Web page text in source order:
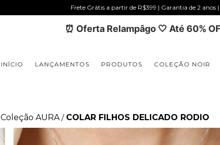
Frete Grátis a partir de R$399 | Garantia de 2
⏰ Oferta Relampâgo 🤍 Até 60%
INÍCIO LANÇAMENTOS PRODUTOS COLEÇÃO NOIR
Coleção AURA / COLAR FILHOS DELICADO RODIO